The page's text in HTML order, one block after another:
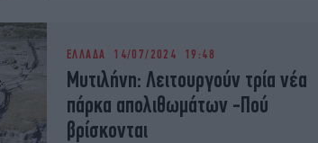
ΕΛΛΑΔΑ 14/07/2024 19:48
Μυτιλήνη: Λειτουργούν τρία νέα
πάρκα απολιθωμάτων -Πού
βρίσκονται